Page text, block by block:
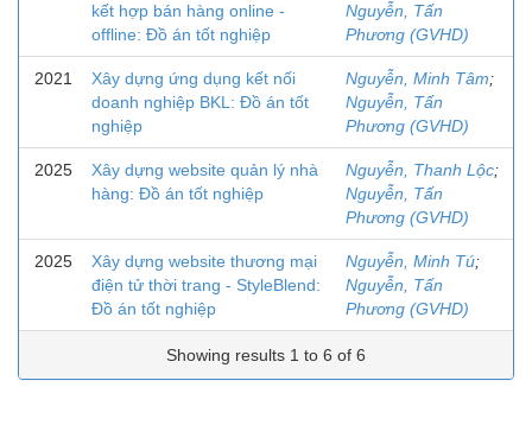
kết hợp bán hàng online -
offline: Đồ án tốt nghiệp
Nguyễn, Tấn
Phương (GVHD)
2021
Xây dựng ứng dụng kết nối
doanh nghiệp BKL: Đồ án tốt
nghiệp
Nguyễn, Minh Tâm;
Nguyễn, Tấn
Phương (GVHD)
2025
Xây dựng website quản lý nhà
hàng: Đồ án tốt nghiệp
Nguyễn, Thanh Lộc;
Nguyễn, Tấn
Phương (GVHD)
2025
Xây dựng website thương mại
điện tử thời trang - StyleBlend:
Đồ án tốt nghiệp
Nguyễn, Minh Tú;
Nguyễn, Tấn
Phương (GVHD)
Showing results 1 to 6 of 6